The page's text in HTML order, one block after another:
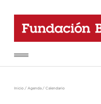
Inicio / Agenda / Calendario